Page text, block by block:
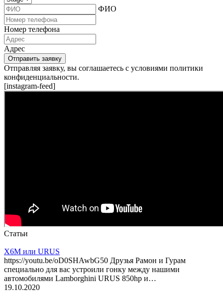
ФИО
Номер телефона
Адрес
Отправить заявку
Отправляя заявку, вы соглашаетесь с условиями политики
конфиденциальности.
[instagram-feed]
Статьи
X6M или URUS
https://youtu.be/oD0SHAwbG50 Друзья Рамон и Гурам
специально для вас устроили гонку между нашими
автомобилями Lamborghini URUS 850hp и…
19.10.2020